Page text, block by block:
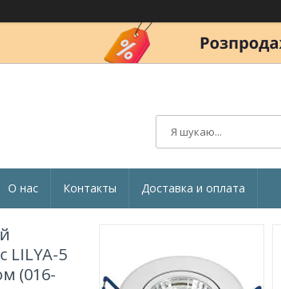
О нас Контакты Доставка и оплата
LILYA-5
(016-